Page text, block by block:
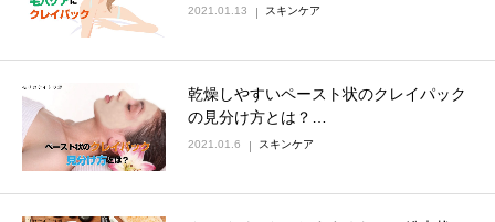
2021.01.13 スキンケア
乾燥しやすいペースト状のクレイパック
の見分け方とは？…
2021.01.6 スキンケア